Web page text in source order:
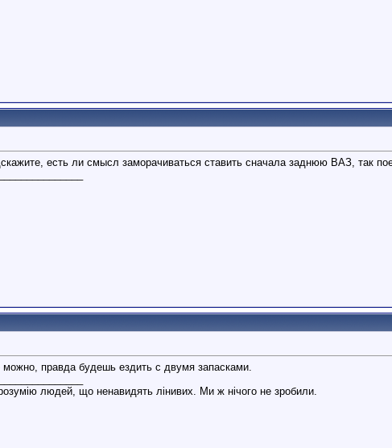
есть ли смысл заморачиваться ставить сначала заднюю ВАЗ, так
можно, правда будешь ездить с двумя запасками.
людей, що ненавидять лінивих. Ми ж нічого не зробили.